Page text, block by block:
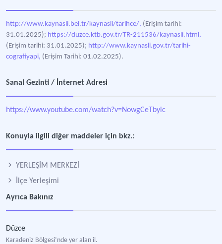
http://www.kaynasli.bel.tr/kaynasli/tarihce/, (Erişim tarihi:
31.01.2025); https://duzce.ktb.gov.tr/TR-211536/kaynasli.html,
(Erişim tarihi: 31.01.2025); http://www.kaynasli.gov.tr/tarihi-
cografiyapi, (Erişim Tarihi: 01.02.2025).
Sanal Gezinti / İnternet Adresi
https://www.youtube.com/watch?v=NowgCeTbylc
Konuyla ilgili diğer maddeler için bkz.:
YERLEŞİM MERKEZİ
İlçe Yerleşimi
Ayrıca Bakınız
Düzce
Karadeniz Bölgesi’nde yer alan il.